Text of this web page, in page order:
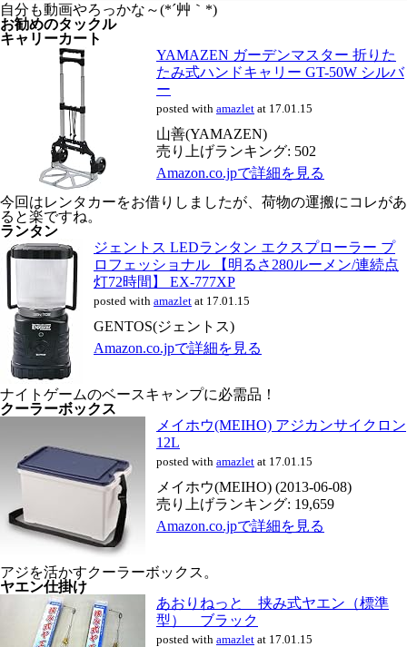
自分も動画やろっかな～(*´艸｀*)
お勧めのタックル
キャリーカート
YAMAZEN ガーデンマスター 折りた
たみ式ハンドキャリー GT-50W シルバ
ー
posted with amazlet at 17.01.15
山善(YAMAZEN)
売り上げランキング: 502
Amazon.co.jpで詳細を見る
今回はレンタカーをお借りしましたが、荷物の運搬にコレがあ
ると楽ですね。
ランタン
ジェントス LEDランタン エクスプローラー プ
ロフェッショナル 【明るさ280ルーメン/連続点
灯72時間】 EX-777XP
posted with amazlet at 17.01.15
GENTOS(ジェントス)
Amazon.co.jpで詳細を見る
ナイトゲームのベースキャンプに必需品！
クーラーボックス
メイホウ(MEIHO) アジカンサイクロン
12L
posted with amazlet at 17.01.15
メイホウ(MEIHO) (2013-06-08)
売り上げランキング: 19,659
Amazon.co.jpで詳細を見る
アジを活かすクーラーボックス。
ヤエン仕掛け
あおりねっと 挟み式ヤエン（標準
型） ブラック
posted with amazlet at 17.01.15